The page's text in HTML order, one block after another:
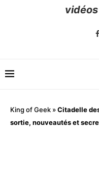
King of Geek »Citadelle
sortie, nouveautés et